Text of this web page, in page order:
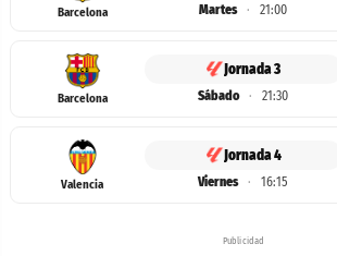
Barcelona Martes · 21:00
Barcelona
Jornada 3
Sábado · 21:30
Valencia
Jornada 4
Viernes · 16:15
Publicidad